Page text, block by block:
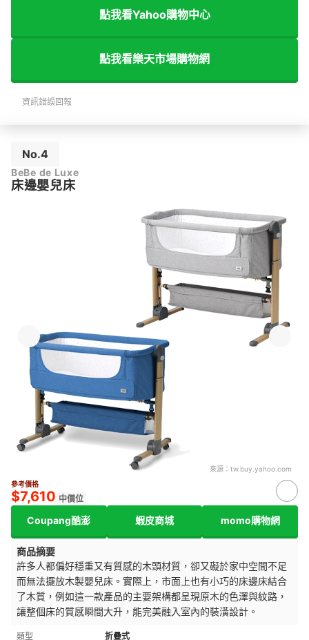
點我看Yahoo購物中心
點我看樂天市場購物網
資訊錯誤回報
No.4
BeBe de Luxe
床邊嬰兒床
來源： tw.buy.yahoo.com
參考價格
$7,610 中價位
Coupang酷澎 蝦皮商城 momo購物網
商品摘要
許多人都偏好穩重又有質感的木頭材質，卻又礙於家中空間不足
而無法擺放木製嬰兒床。實際上，市面上也有小巧的床邊床結合
了木質，例如這一款產品的主要架構都呈現原木的色澤與紋路，
讓整個床的質感瞬間大升，能完美融入室內的裝潢設計。
類型 折疊式